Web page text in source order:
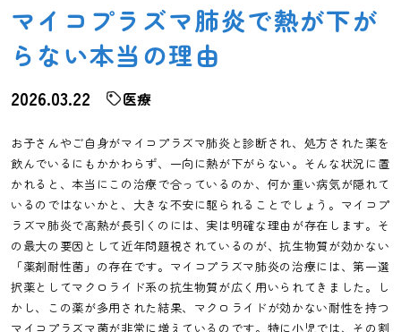
マイコプラズマ肺炎で熱が下が
らない本当の理由
2026.03.22 医療
お子さんやご自身がマイコプラズマ肺炎と診断され、処方された薬を
飲んでいるにもかかわらず、一向に熱が下がらない。そんな状況に置
かれると、本当にこの治療で合っているのか、何か重い病気が隠れて
いるのではないかと、大きな不安に駆られることでしょう。マイコプ
ラズマ肺炎で高熱が長引くのには、実は明確な理由が存在します。そ
の最大の要因として近年問題視されているのが、抗生物質が効かない
「薬剤耐性菌」の存在です。マイコプラズマ肺炎の治療には、第一選
択薬としてマクロライド系の抗生物質が広く用いられてきました。し
かし、この薬が多用された結果、マクロライドが効かない耐性を持つ
マイコプラズマ菌が非常に増えているのです。特に小児では、その割